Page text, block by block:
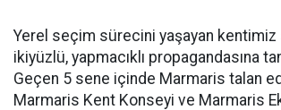
Yerel seçim sürecini yaşayan
ikiyüzlü, yapmacıklı propagandasına
Geçen 5 sene içinde Marmaris talan
Marmaris Kent Konseyi ve Marmaris